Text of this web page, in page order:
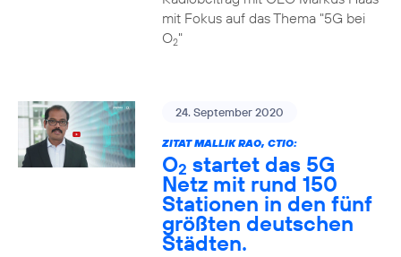
mit Fokus auf das Thema "5G bei
O2"
24. September 2020
ZITAT MALLIK RAO, CTIO:
O2 startet das 5G
Netz mit rund 150
Stationen in den fünf
größten deutschen
Städten.